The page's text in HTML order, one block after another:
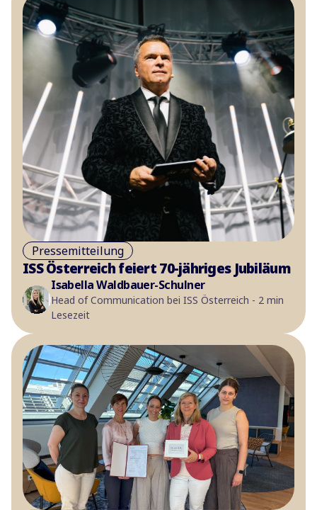
Pressemitteilung
ISS Österreich feiert 70-jähriges Jubiläum
Isabella Waldbauer-Schulner
Head of Communication bei ISS Österreich - 2 min
Lesezeit